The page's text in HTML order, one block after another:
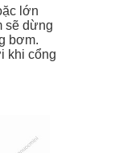
lớn
sẽ dừng
bơm.
khi cổng